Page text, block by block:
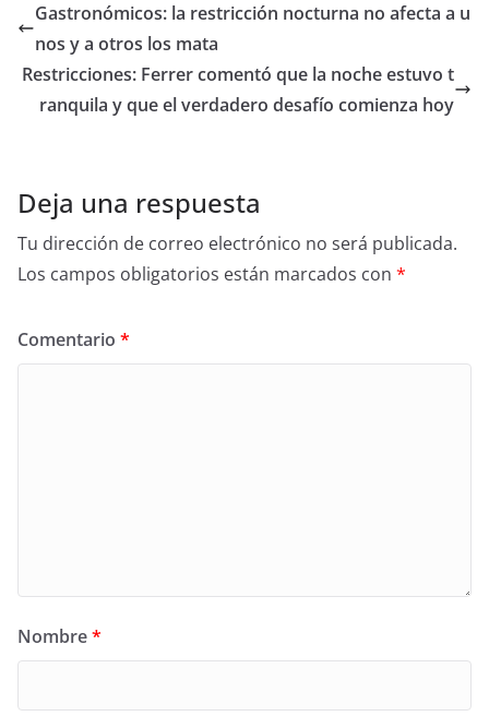
Gastronómicos: la restricción nocturna no afecta a u
nos y a otros los mata
Restricciones: Ferrer comentó que la noche estuvo t
ranquila y que el verdadero desafío comienza hoy
Deja una respuesta
Tu dirección de correo electrónico no será publicada.
Los campos obligatorios están marcados con *
Comentario *
Nombre*